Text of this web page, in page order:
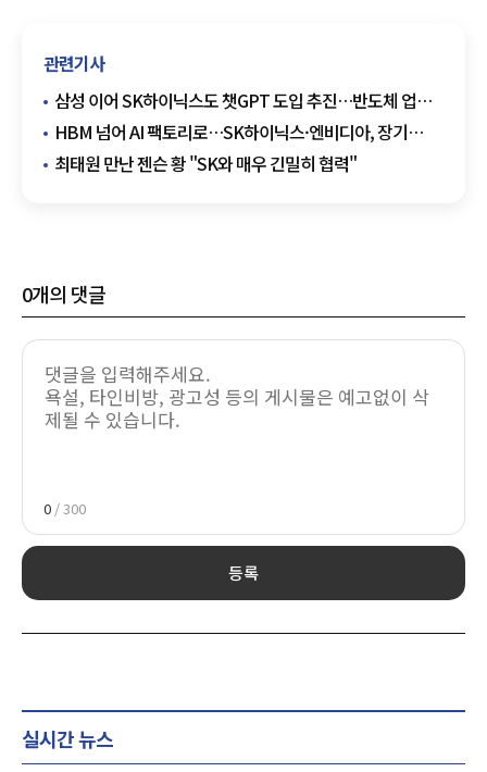
관련기사
삼성 이어 SK하이닉스도 챗GPT 도입 추진…반도체 업계
'AI 전환' 가속
HBM 넘어 AI 팩토리로…SK하이닉스·엔비디아, 장기
기술동맹 확대
최태원 만난 젠슨 황 "SK와 매우 긴밀히 협력"
0개의 댓글
0 / 300
등록
실시간 뉴스